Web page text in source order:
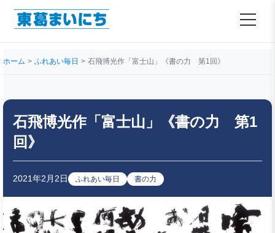
ホーム ふれあい毎日 石飛博光作「富士山」《書の力 第1回》
石飛博光作「富士山」《書の力 第1
回》
2021年2月2日 ふれあい毎日 書の力